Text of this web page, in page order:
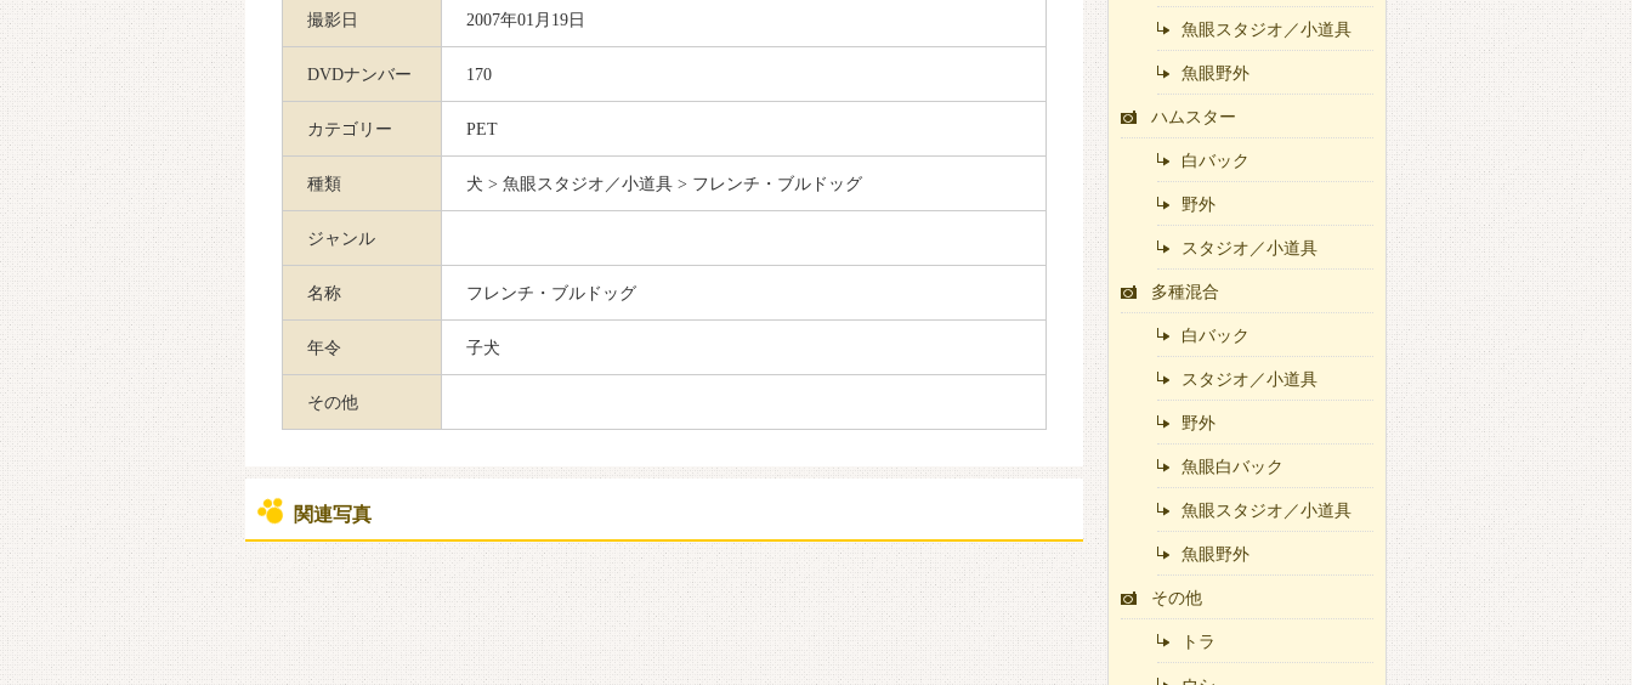
撮影日 2007年01月19日
DVDナンバー 170
カテゴリー PET
種類 犬 > 魚眼スタジオ／小道具 > フレンチ・ブルドッグ
ジャンル
名称 フレンチ・ブルドッグ
年令 子犬
その他
関連写真
魚眼スタジオ／小道具
魚眼野外
ハムスター
白バック
野外
スタジオ／小道具
多種混合
白バック
スタジオ／小道具
野外
魚眼白バック
魚眼スタジオ／小道具
魚眼野外
その他
トラ